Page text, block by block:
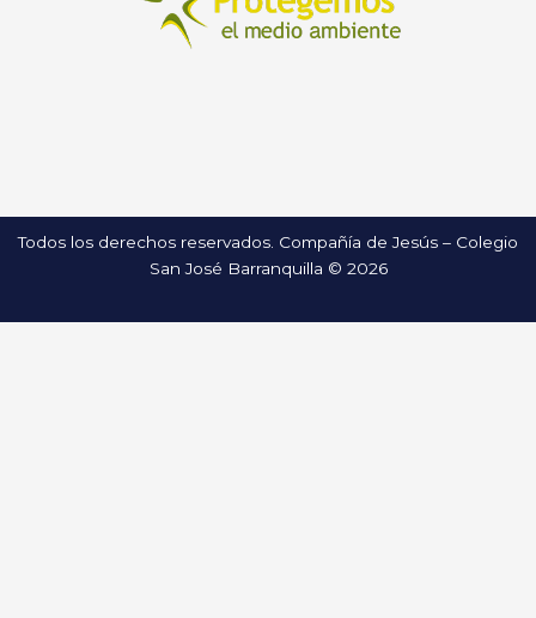
Todos los derechos reservados. Compañía de Jesús – Colegio
San José Barranquilla © 2026